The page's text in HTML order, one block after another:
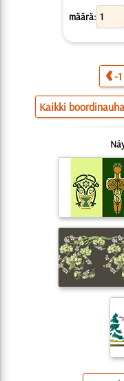
määrä:
-1
Kaikki